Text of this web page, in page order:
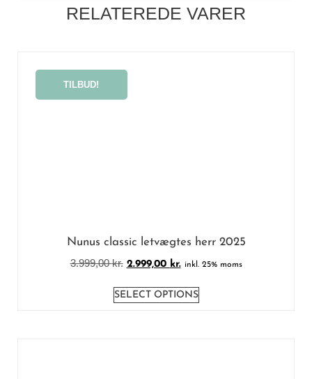
RELATEREDE VARER
TILBUD!
Nunus classic letvægtes herr 2025
3.999,00kr. 2.999,00 kr. inkl. 25% moms
SELECT OPTIONS